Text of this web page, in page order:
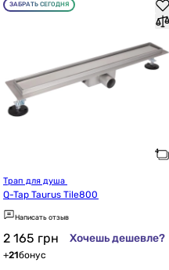
ЗАБРАТЬ СЕГОДНЯ
Q-Tap Taurus Tile800
Написать отзыв
2 165 грн Хочешь дешевле?
+21бонус